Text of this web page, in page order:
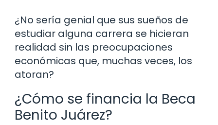
¿No sería genial que sus sueños de
estudiar alguna carrera se hicieran
realidad sin las preocupaciones
económicas que, muchas veces, los
atoran?
¿Cómo se financia la Beca
Benito Juárez?